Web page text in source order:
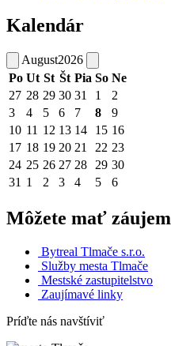
Kalendár
August2026
Po Ut St Št Pia So Ne
27 28 29 30 31 1
2
3
4 5 6 7 8
9
10 11 12 13 14 15 16
17 18 19 20 21 22 23
24 25 26 27 28 29 30
31 1 2 3 4 5 6
Môžete mať záujem
Bytreal Tlmače s.r.o.
Služby mesta Tlmače
Mestské zastupitelstvo
Zaujímavé linky
Príďte nás navštíviť